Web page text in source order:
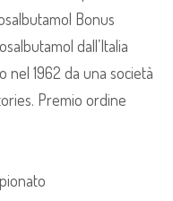
Bonus
dall’Italia
nel 1962 da una società
Premio ordine